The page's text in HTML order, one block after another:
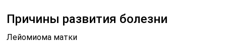
Причины развития болезни
Лейомиома матки